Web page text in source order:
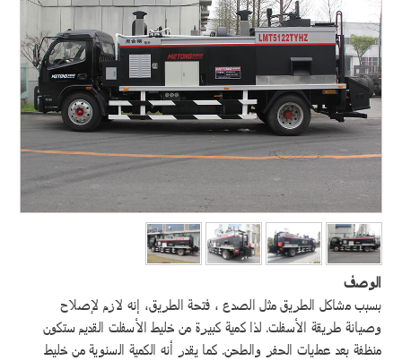
الوصف
بسبب مشاكل الطريق مثل الصدع ، فتحة الطريق، إنه لازم لإصلاح
وصيانة طريقة الأسفلت. لذا كمية كبيرة من خليط الأسفلت القديم ستكون
منظفة بعد عمليات الحفر والطحن. كما يقدر أنه الكمية السنوية من خليط